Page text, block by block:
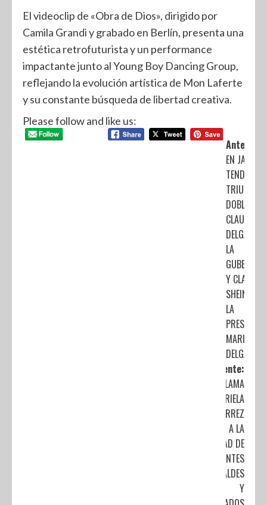
El videoclip de «Obra de Dios», dirigido por
Camila Grandi y grabado en Berlín, presenta una
estética retrofuturista y un performance
impactante junto al Young Boy Dancing Group,
reflejando la evolución artística de Mon Laferte
y su constante búsqueda de libertad creativa.
Please follow and like us:
Anterior:
EN JALISCO
TRIUNFO
DOBLE,
CLAUDIA
LA
Y CLAUDIA
LA
MARIO
DELGADO
Siguiente:
LLAMA
MARIELA
GUTIÉRREZ
A LA
UNIDAD DE
ASPIRANTES
A ALCALDES
Y